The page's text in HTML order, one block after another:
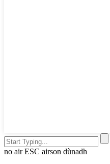
no air ESC airson dùnadh